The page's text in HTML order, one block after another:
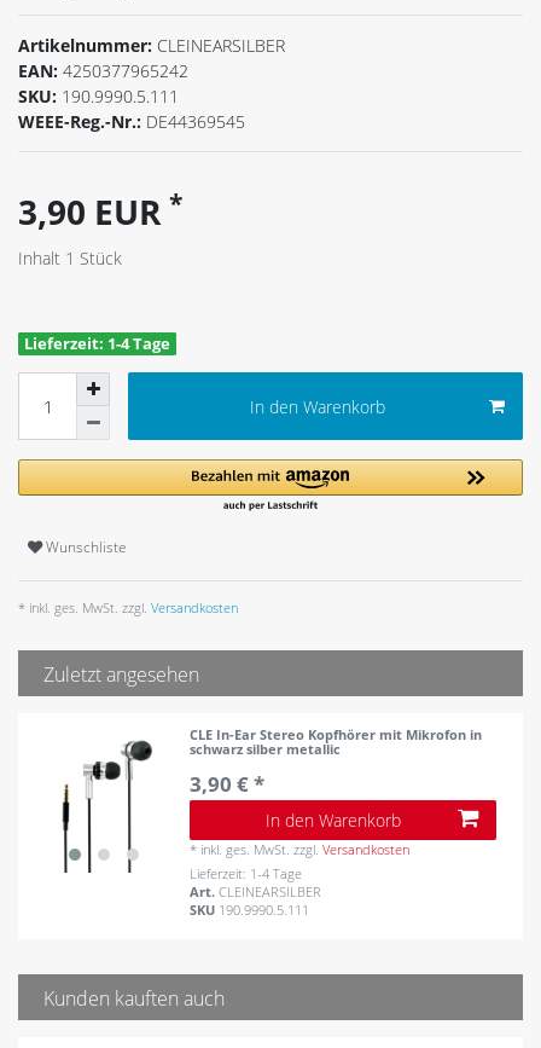
Artikelnummer: CLEINEARSILBER
EAN: 4250377965242
SKU: 190.9990.5.111
WEEE-Reg.-Nr.: DE44369545
3,90 EUR *
Inhalt 1 Stück
Lieferzeit: 1-4 Tage
In den Warenkorb
Wunschliste
* inkl. ges. MwSt. zzgl. Versandkosten
Zuletzt angesehen
CLE In-Ear Stereo Kopfhörer mit Mikrofon in
schwarz silber metallic
3,90 € *
In den Warenkorb
* inkl. ges. MwSt. zzgl.Versandkosten
Lieferzeit: 1-4 Tage
Art.CLEINEARSILBER
SKU 190.9990.5.111
Kunden kauften auch